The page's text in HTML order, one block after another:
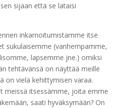
sijaan että se lataisi
inkarnoitumistamme itse
sukulaisemme (vanhempamme,
lapsemme jne.) omiksi
tehtävänsä on näyttää meille
on vielä kehittymisen varaa.
meissä itsessämme, joita emme
saati hyväksymään? On